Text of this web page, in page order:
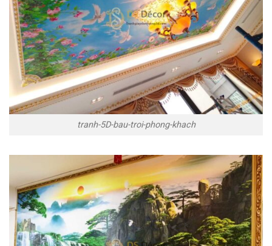
tranh-5D-bau-troi-phong-khach